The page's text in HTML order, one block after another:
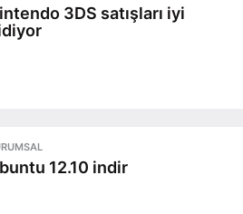
3DS satışları iyi
12.10 indir